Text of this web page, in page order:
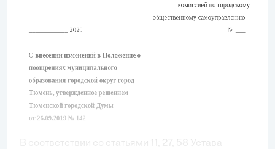
В соответствии со статьями 11, 27, 58 Устава